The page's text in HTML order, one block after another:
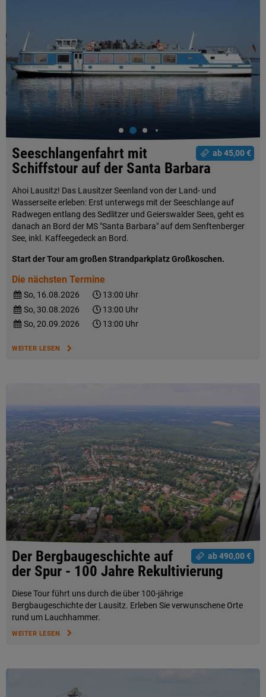
ab 45,00 €
Seeschlangenfahrt mit
Schiffstour auf der Santa Barbara
Ahoi Lausitz! Das Lausitzer Seenland von der Land- und
Wasserseite erleben: Erst unterwegs mit der Seeschlange auf
Radwegen entlang des Sedlitzer und Geierswalder Sees, geht es
danach an Bord der MS "Santa Barbara" auf dem Senftenberger
See, inkl. Kaffeegedeck an Bord.
Start der Tour am großen Strandparkplatz Großkoschen.
Die nächsten Termine
So, 16.08.2026
13:00 Uhr
So, 30.08.2026
13:00 Uhr
So, 20.09.2026
13:00 Uhr
WEITER LESEN
ab 490,00 €
Der Bergbaugeschichte auf
der Spur - 100 Jahre Rekultivierung
Diese Tour führt uns durch die über 100-jährige
Bergbaugeschichte der Lausitz. Erleben Sie verwunschene Orte
rund um Lauchhammer.
WEITER LESEN